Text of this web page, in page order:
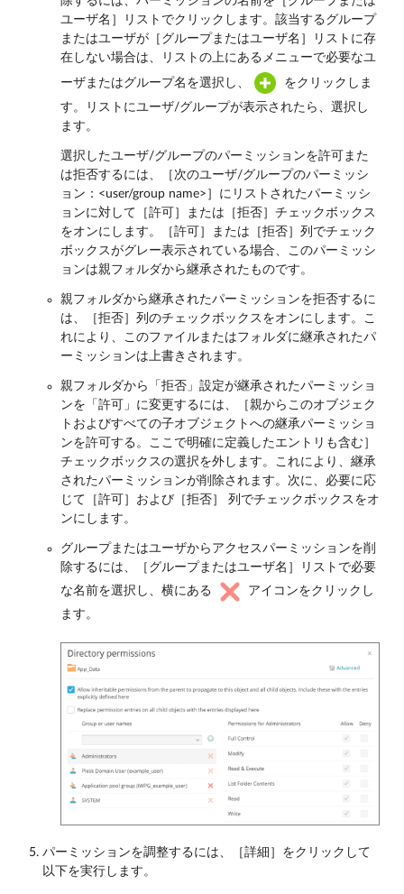
ユーザ名］リストでクリックします。該当するグループ
またはユーザが［グループまたはユーザ名］リストに存
在しない場合は、リストの上にあるメニューで必要なユ
ーザまたはグループ名を選択し、
をクリックしま
す。リストにユーザ/グループが表示されたら、選択し
ます。
選択したユーザ/グループのパーミッションを許可また
は拒否するには、［次のユーザ/グループのパーミッシ
ョン：<user/group name>］にリストされたパーミッシ
ョンに対して［許可］または［拒否］チェックボックス
をオンにします。［許可］または［拒否］列でチェック
ボックスがグレー表示されている場合、このパーミッシ
ョンは親フォルダから継承されたものです。
親フォルダから継承されたパーミッションを拒否するに
は、［拒否］列のチェックボックスをオンにします。こ
れにより、このファイルまたはフォルダに継承されたパ
ーミッションは上書きされます。
親フォルダから「拒否」設定が継承されたパーミッショ
ンを「許可」に変更するには、［親からこのオブジェク
トおよびすべての子オブジェクトへの継承パーミッショ
ンを許可する。ここで明確に定義したエントリも含む］
チェックボックスの選択を外します。これにより、継承
されたパーミッションが削除されます。次に、必要に応
じて［許可］および［拒否］ 列でチェックボックスをオ
ンにします。
グループまたはユーザからアクセスパーミッションを削
除するには、［グループまたはユーザ名］リストで必要
な名前を選択し、横にある
アイコンをクリックし
ます。
パーミッションを調整するには、［詳細］をクリックして
以下を実行します。